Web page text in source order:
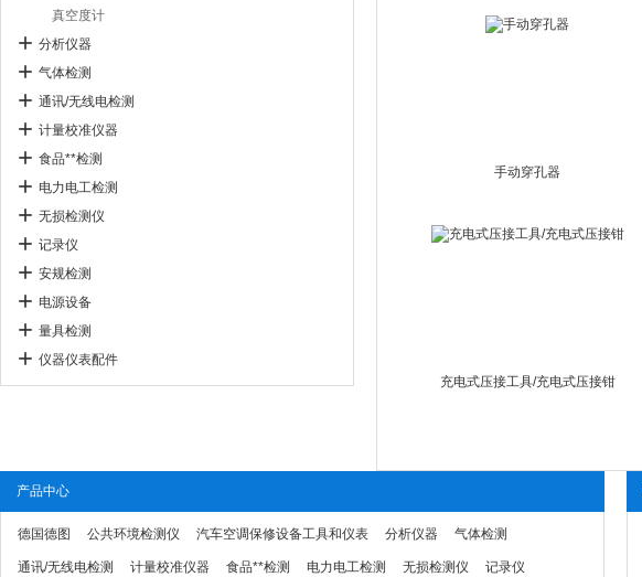
真空度计
分析仪器
气体检测
通讯/无线电检测
计量校准仪器
食品**检测
电力电工检测
无损检测仪
记录仪
安规检测
电源设备
量具检测
仪器仪表配件
手动穿孔器
充电式压接工具/充电式压接钳
产品中心
德国德图 公共环境检测仪 汽车空调保修设备工具和仪表 分析仪器 气体检测
通讯/无线电检测 计量校准仪器 食品**检测 电力电工检测 无损检测仪 记录仪